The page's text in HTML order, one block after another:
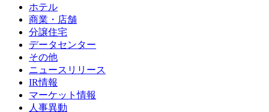
ホテル
商業・店舗
分譲住宅
データセンター
その他
ニュースリリース
IR情報
マーケット情報
人事異動